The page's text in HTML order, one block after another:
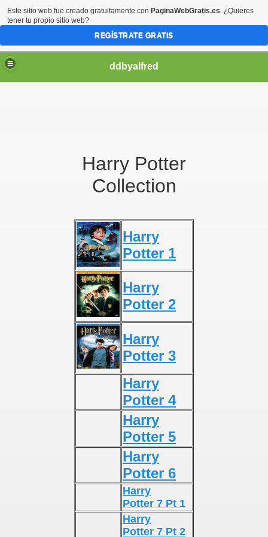
ddbyalfred
Harry Potter
Collection
Harry
Potter 1
Harry
Potter 2
Harry
Potter 3
Harry
Potter 4
Harry
Potter 5
Harry
Potter 6
Harry
Potter 7 Pt 1
Harry
Potter 7 Pt 2
Este sitio web fue creado gratuitamente con PaginaWebGratis.es. ¿Quieres
tener tu propio sitio web?
REGÍSTRATE GRATIS